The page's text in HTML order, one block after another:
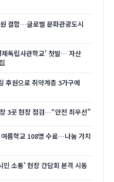
결합…글로벌 문화관광도시
독립사관학교' 첫발… 자산
후원으로 취약계층 3가구에
3곳 현장 점검…“안전 최우선”
름학교 108명 수료…나눔 가치
민 소통' 현장 간담회 본격 시동